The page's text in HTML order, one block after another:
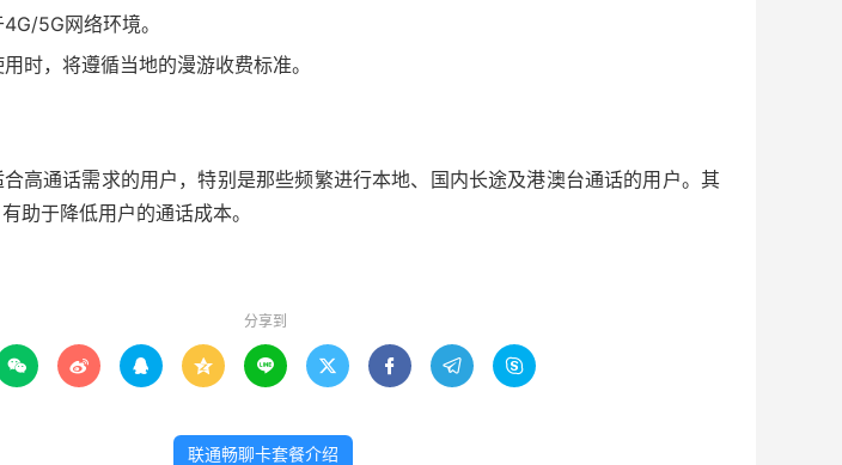
5G网络环境。
时，将遵循当地的漫游收费标准。
高通话需求的用户，特别是那些频繁进行本地、国内长途及港澳台通话的用户。其
助于降低用户的通话成本。
分享到
        
联通畅聊卡套餐介绍